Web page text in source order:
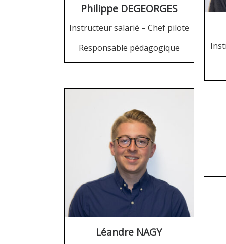
Philippe DEGEORGES
Instructeur salarié – Chef pilote
Responsable pédagogique
Léandre NAGY